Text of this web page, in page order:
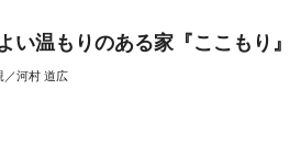
い温もりのある家『ここもり』
／河村 道広